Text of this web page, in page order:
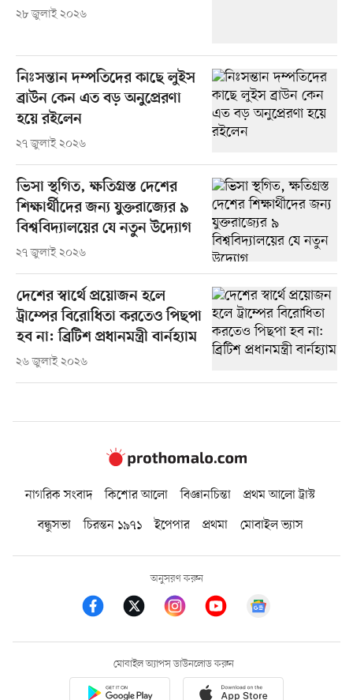
২৮ জুলাই ২০২৬
নিঃসন্তান দম্পতিদের কাছে লুইস
ব্রাউন কেন এত বড় অনুপ্রেরণা
হয়ে রইলেন
২৭ জুলাই ২০২৬
ভিসা স্থগিত, ক্ষতিগ্রস্ত দেশের
শিক্ষার্থীদের জন্য যুক্তরাজ্যের ৯
বিশ্ববিদ্যালয়ের যে নতুন উদ্যোগ
২৭ জুলাই ২০২৬
দেশের স্বার্থে প্রয়োজন হলে
ট্রাম্পের বিরোধিতা করতেও পিছপা
হব না: ব্রিটিশ প্রধানমন্ত্রী বার্নহ্যাম
২৬ জুলাই ২০২৬
নাগরিক সংবাদ কিশোর আলো বিজ্ঞানচিন্তা
প্রথম আলো ট্রাস্ট
বন্ধুসভা
চিরন্তন ১৯৭১ ইপেপার প্রথমা মোবাইল ভ্যাস
অনুসরণ করুন
মোবাইল অ্যাপস ডাউনলোড করুন